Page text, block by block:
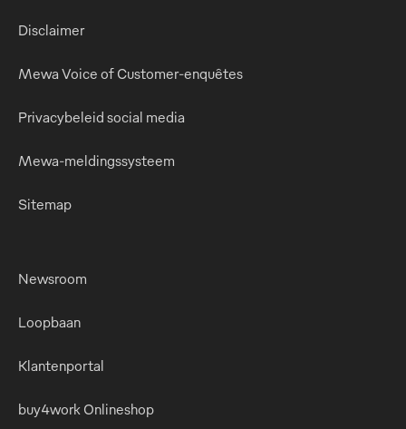
Disclaimer
Mewa Voice of Customer-enquêtes
Privacybeleid social media
Mewa-meldingssysteem
Sitemap
Newsroom
Loopbaan
Klantenportal
buy4work Onlineshop